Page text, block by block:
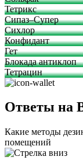
Тетрикс
Сипаз–Супер
Сихлор
Конфидант
Гет
Блокада антиклоп
Тетрацин
Ответы на
Какие методы
помещений